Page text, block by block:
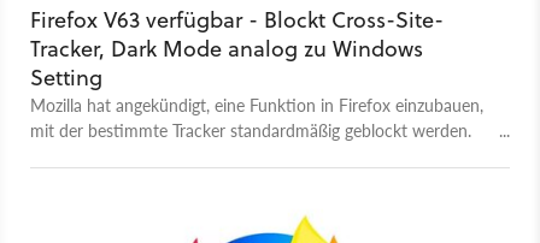
Firefox V63 verfügbar - Blockt Cross-Site-
Tracker, Dark Mode analog zu Windows
Setting
Mozilla hat angekündigt, eine Funktion in Firefox einzubauen,
mit der bestimmte Tracker standardmäßig geblockt werden.